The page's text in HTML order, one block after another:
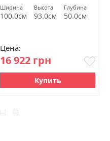
Ширина
100.0см
Высота
93.0см
Глубина
50.0см
Цена:
16 922 грн
Купить